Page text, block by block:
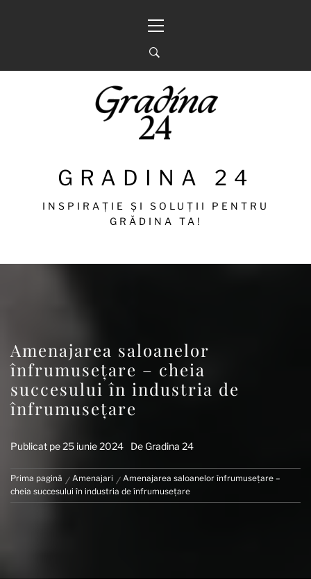
principal
GRADINA 24
INSPIRAȚIE ȘI SOLUȚII PENTRU
GRĂDINA TA!
Amenajarea saloanelor
înfrumusețare – cheia
succesului în industria de
înfrumusețare
Publicat pe25 iunie 2024 De Gradina 24
Prima pagină Amenajari
Amenajarea saloanelor înfrumusețare –
cheia succesului în industria de înfrumusețare